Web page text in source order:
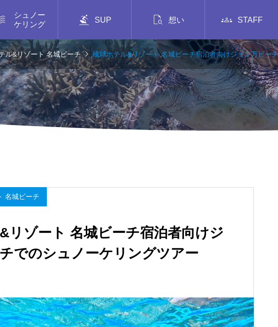
シュノー
ケリング
 SUP  想い  STAFF
ル&リゾート 名城ビーチ琉球ホテル&リゾート 名城ビーチ宿泊者向けジョン万ビー
名城ビーチ
リゾート 名城ビーチ宿泊者向けジ
でのシュノーケリングツアー